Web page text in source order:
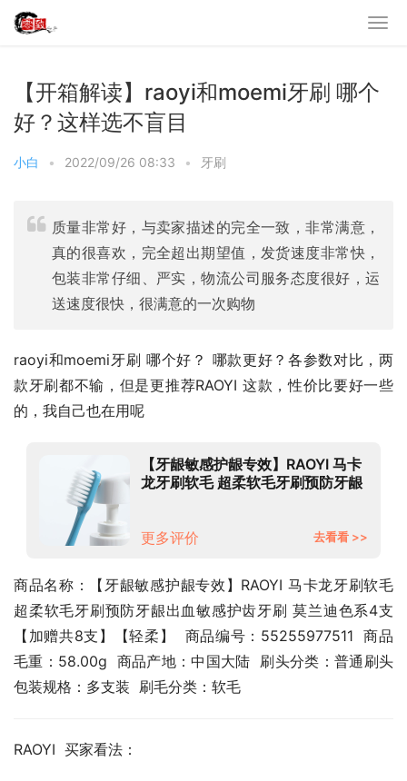
【开箱解读】raoyi和moemi牙刷 哪个
好？这样选不盲目
小白 • 2022/09/26 08:33 • 牙刷
质量非常好，与卖家描述的完全一致，非常满意，
真的很喜欢，完全超出期望值，发货速度非常快，
包装非常仔细、严实，物流公司服务态度很好，运
送速度很快，很满意的一次购物
raoyi和moemi牙刷 哪个好？ 哪款更好？各参数对比，两
款牙刷都不输，但是更推荐RAOYI 这款，性价比要好一些
的，我自己也在用呢
【牙龈敏感护龈专效】RAOYI 马卡
龙牙刷软毛 超柔软毛牙刷预防牙龈
更多评价
去看看 >>
商品名称：【牙龈敏感护龈专效】RAOYI 马卡龙牙刷软毛
超柔软毛牙刷预防牙龈出血敏感护齿牙刷 莫兰迪色系4支
【加赠共8支】【轻柔】  商品编号：55255977511  商品
毛重：58.00g  商品产地：中国大陆  刷头分类：普通刷头
包装规格：多支装  刷毛分类：软毛
RAOYI  买家看法：